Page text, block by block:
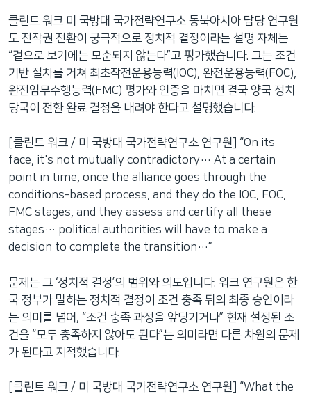
클린트 워크 미 국방대 국가전략연구소 동북아시아 담당 연구원
도 전작권 전환이 궁극적으로 정치적 결정이라는 설명 자체는
“겉으로 보기에는 모순되지 않는다”고 평가했습니다. 그는 조건
기반 절차를 거쳐 최초작전운용능력(IOC), 완전운용능력(FOC),
완전임무수행능력(FMC) 평가와 인증을 마치면 결국 양국 정치
당국이 전환 완료 결정을 내려야 한다고 설명했습니다.
[클린트 워크 / 미 국방대 국가전략연구소 연구원] “On its
face, it's not mutually contradictory… At a certain
point in time, once the alliance goes through the
conditions-based process, and they do the IOC, FOC,
FMC stages, and they assess and certify all these
stages… political authorities will have to make a
decision to complete the transition…”
문제는 그 ‘정치적 결정’의 범위와 의도입니다. 워크 연구원은 한
국 정부가 말하는 정치적 결정이 조건 충족 뒤의 최종 승인이라
는 의미를 넘어, “조건 충족 과정을 앞당기거나” 현재 설정된 조
건을 “모두 충족하지 않아도 된다”는 의미라면 다른 차원의 문제
가 된다고 지적했습니다.
[클린트 워크 / 미 국방대 국가전략연구소 연구원] “What the